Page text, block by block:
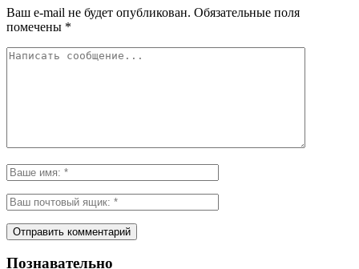
Ваш e-mail не будет опубликован. Обязательные поля
помечены *
Познавательно